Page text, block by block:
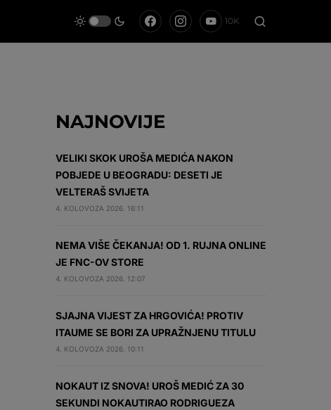
10K
NAJNOVIJE
VELIKI SKOK UROŠA MEDIĆA NAKON
POBJEDE U BEOGRADU: DESETI JE
VELTERAŠ SVIJETA
4. KOLOVOZA 2026. 16:11
NEMA VIŠE ČEKANJA! OD 1. RUJNA ONLINE
JE FNC-OV STORE
4. KOLOVOZA 2026. 12:07
SJAJNA VIJEST ZA HRGOVIĆA! PROTIV
ITAUME SE BORI ZA UPRAŽNJENU TITULU
4. KOLOVOZA 2026. 10:11
NOKAUT IZ SNOVA! UROŠ MEDIĆ ZA 30
SEKUNDI NOKAUTIRAO RODRIGUEZA